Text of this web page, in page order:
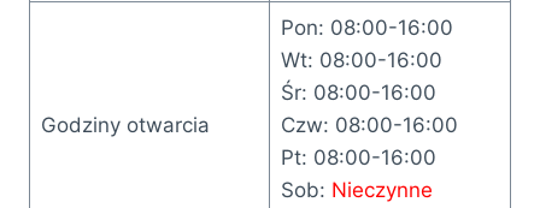
Godziny otwarcia
Pon: 08:00-16:00
Wt: 08:00-16:00
Śr: 08:00-16:00
Czw: 08:00-16:00
Pt: 08:00-16:00
Sob: Nieczynne